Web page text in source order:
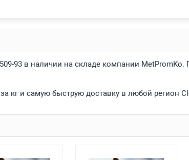
93 в наличии на складе компании
кг и самую быструю доставку в любой регион